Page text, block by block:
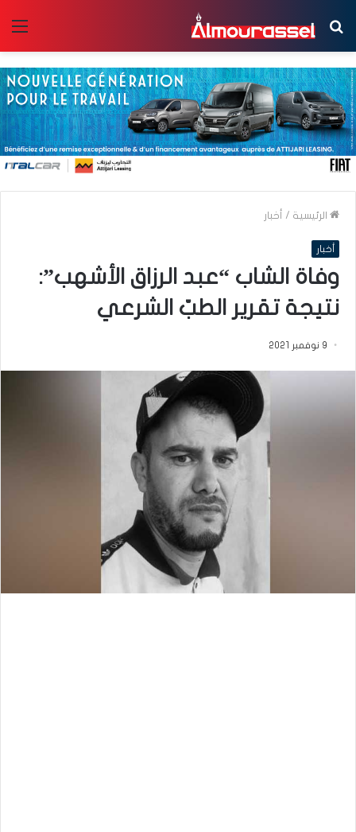
بحث
عن
الرئيسية / أخبار
أخبار
وفاة الشاب “عبد الرزاق الأشهب”:
نتيجة تقرير الطبّ الشرعي
9 نوفمبر 2021